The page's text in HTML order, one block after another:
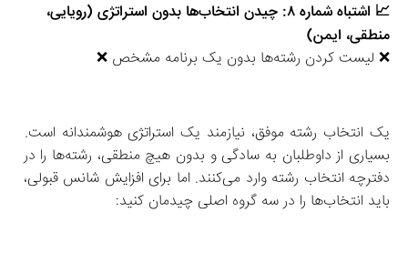
📈 اشتباه شماره ۸: چیدن انتخاب‌ها بدون استراتژی (رویایی،
منطقی، ایمن)
❌ لیست کردن رشته‌ها بدون یک برنامه مشخص ❌
یک انتخاب رشته موفق، نیازمند یک استراتژی هوشمندانه است.
بسیاری از داوطلبان به سادگی و بدون هیچ منطقی، رشته‌ها را در
دفترچه انتخاب رشته وارد می‌کنند. اما برای افزایش شانس قبولی،
باید انتخاب‌ها را در سه گروه اصلی چیدمان کنید: